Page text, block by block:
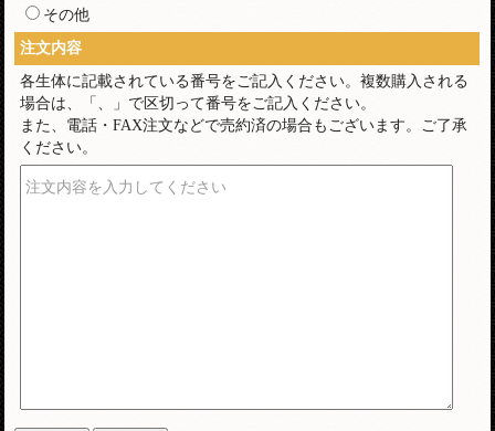
その他
注文内容
各生体に記載されている番号をご記入ください。複数購入される
場合は、「、」で区切って番号をご記入ください。
また、電話・FAX注文などで売約済の場合もございます。ご了承
ください。
注文内容を入力してください